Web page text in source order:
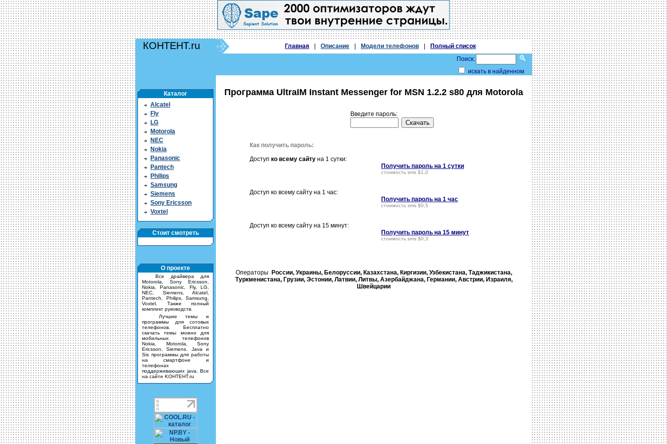
КОНТЕНТ.ru Главная Описание Модели телефонов
Полный список
Поиск:
искать в найденном
Каталог
Alcatel
Fly
LG
Motorola
NEC
Nokia
Panasonic
Pantech
Philips
Samsung
Siemens
Sony Ericsson
Voxtel
Стоит смотреть
О проекте
Все драйвера для
Motorola, Sony Ericsson,
Nokia, Panasonic, Fly, LG,
NEC, Siemens, Alcatel,
Pantech, Philips, Samsung,
Voxtel. Также полный
комплект руководств.
Лучшие темы и
программы для сотовых
телефонов. Бесплатно
скачать темы можно для
мобильных телефонов
Nokia, Motorola, Sony
Ericsson, Siemens. Java и
Sis программы для работы
на смартфоне и
телефонах
поддерживаюших java. Все
на сайте KOHTEHT.ru
Программа UltraIM Instant Messenger for MSN 1.2.2 s80 для Motorola
Введите пароль:
Как получить пароль:
Доступ ко всему сайту на 1 сутки:
Получить пароль на 1 сутки
стоимость sms $1,0
Доступ ко всему сайту на 1 час:
Получить пароль на 1 час
стоимость sms $0,5
Доступ ко всему сайту на 15 минут:
Получить пароль на 15 минут
стоимость sms $0,3
Операторы
России, Украины, Белорусcии, Казахстана, Киргизии, Узбекистана, Таджикистана,
Туркменистана, Грузии, Эстонии, Латвии, Литвы, Азербайджана, Германии, Австрии, Израиля,
Швейцарии